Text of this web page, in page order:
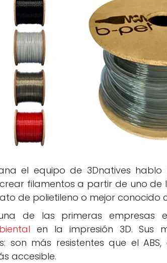
el equipo de 3Dnatives
filamentos a partir de uno de
de polietileno o mejor conocido
de las primeras empresas
en la impresión 3D. Sus
son más resistentes que el
accesible.